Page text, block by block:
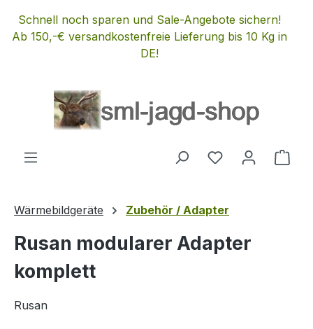
Zum Hauptinhalt springen
Schnell noch sparen und Sale-Angebote sichern!
Ab 150,-€ versandkostenfreie Lieferung bis 10 Kg in
DE!
Du hast 0
Wärmebildgeräte Zubehör / Adapter
Rusan modularer Adapter
komplett
Rusan